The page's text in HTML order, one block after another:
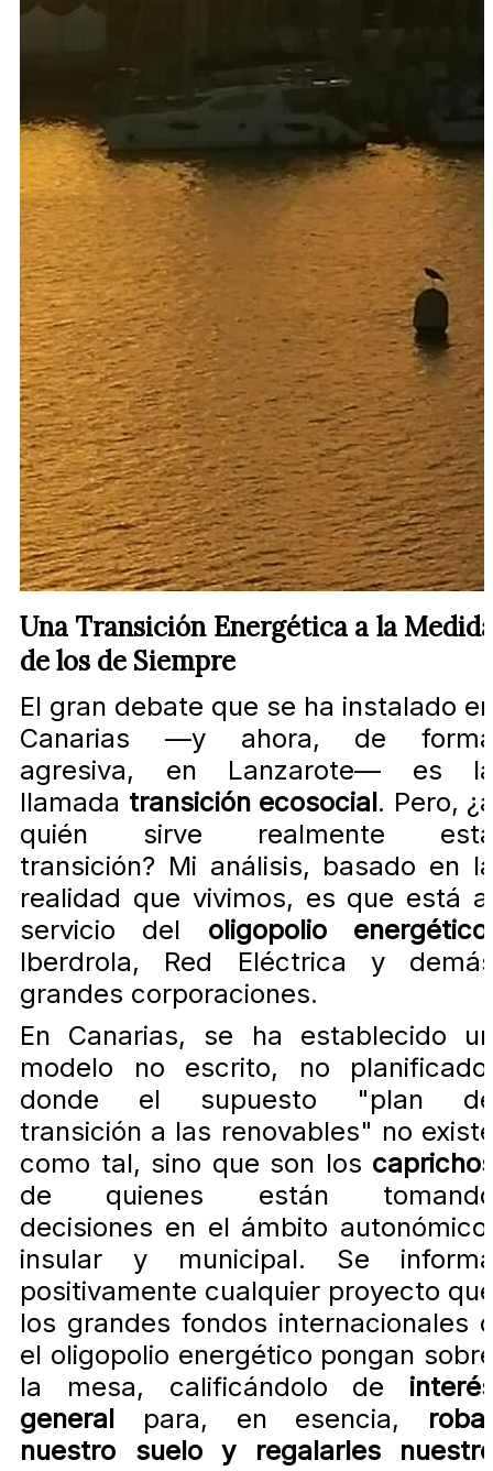
Una Transición Energética a la
de los de Siempre
El gran debate que se ha instalado
Canarias —y ahora, de
agresiva, en Lanzarote— es
llamada transición ecosocial. Pero,
quién sirve realmente
transición? Mi análisis, basado en
realidad que vivimos, es que está
servicio del oligopolio energético
Iberdrola, Red Eléctrica y
grandes corporaciones.
En Canarias, se ha establecido
modelo no escrito, no
donde el supuesto "plan
transición a las renovables" no
como tal, sino que son los
de quienes están
decisiones en el ámbito
insular y municipal. Se
positivamente cualquier proyecto
los grandes fondos internacionales
el oligopolio energético pongan
la mesa, calificándolo de
general para, en esencia,
nuestro suelo y regalarles